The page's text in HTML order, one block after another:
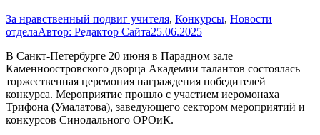
За нравственный подвиг учителя, Конкурсы, Новости
отделаАвтор: Редактор Сайта25.06.2025
В Санкт-Петербурге 20 июня в Парадном зале
Каменноостровского дворца Академии талантов состоялась
торжественная церемония награждения победителей
конкурса. Мероприятие прошло с участием иеромонаха
Трифона (Умалатова), заведующего сектором мероприятий и
конкурсов Синодального ОРОиК.